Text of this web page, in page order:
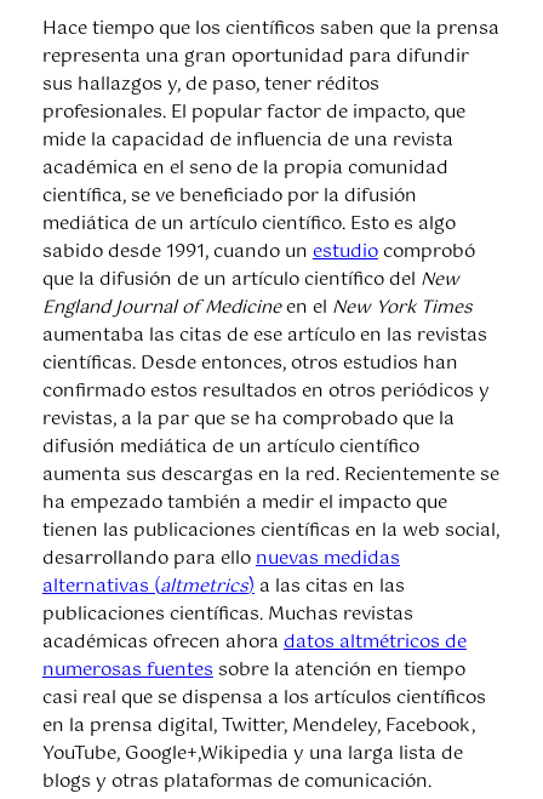
Hace tiempo que los científicos saben que la prensa
representa una gran oportunidad para difundir
sus hallazgos y, de paso, tener réditos
profesionales. El popular factor de impacto, que
mide la capacidad de influencia de una revista
académica en el seno de la propia comunidad
científica, se ve beneficiado por la difusión
mediática de un artículo científico. Esto es algo
sabido desde 1991, cuando unestudiocomprobó
que la difusión de un artículo científico del New
England Journal of Medicineen el New York Times
aumentaba las citas de ese artículo en las revistas
científicas. Desde entonces, otros estudios han
confirmado estos resultados en otros periódicos y
revistas, a la par que se ha comprobado que la
difusión mediática de un artículo científico
aumenta sus descargas en la red. Recientemente se
ha empezado también a medir el impacto que
tienen las publicaciones científicas en la web social,
desarrollando para ellonuevas medidas
alternativas (altmetrics)a las citas en las
publicaciones científicas. Muchas revistas
académicas ofrecen ahoradatos altmétricos de
numerosas fuentessobre la atención en tiempo
casi real que se dispensa a los artículos científicos
en la prensa digital, Twitter, Mendeley, Facebook,
YouTube, Google+,Wikipedia y una larga lista de
blogs y otras plataformas de comunicación.